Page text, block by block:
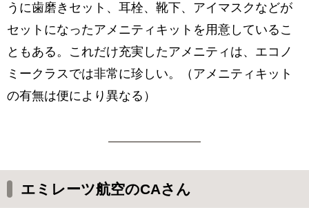
うに歯磨きセット、耳栓、靴下、アイマスクなどが
セットになったアメニティキットを用意しているこ
ともある。これだけ充実したアメニティは、エコノ
ミークラスでは非常に珍しい。（アメニティキット
の有無は便により異なる）
エミレーツ航空のCAさん